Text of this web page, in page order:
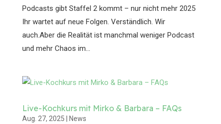
Podcasts gibt Staffel 2 kommt – nur nicht mehr 2025
Ihr wartet auf neue Folgen. Verständlich. Wir
auch.Aber die Realität ist manchmal weniger Podcast
und mehr Chaos im...
Live-Kochkurs mit Mirko & Barbara – FAQs
Aug. 27, 2025 News